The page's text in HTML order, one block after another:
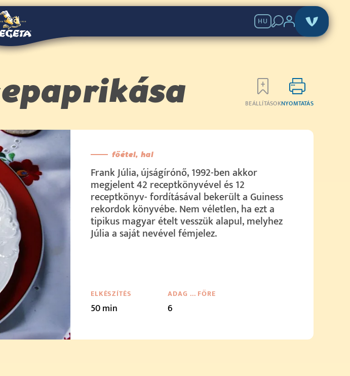
HU
BEÁLLÍTÁSOKNYOMTATÁS
főétel, hal
Frank Júlia, újságírónő, 1992-ben akkor
megjelent 42 receptkönyvével és 12
receptkönyv- fordításával bekerült a Guiness
rekordok könyvébe. Nem véletlen, ha ezt a
tipikus magyar ételt vesszük alapul, melyhez
Júlia a saját nevével fémjelez.
ELKÉSZÍTÉS
50 min
ADAG … FŐRE
6